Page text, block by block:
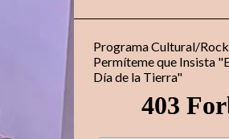
Programa Cultural/
Permíteme que Insista
Día de la Tierra"